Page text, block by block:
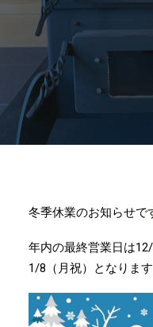
冬季休業のお知らせで
年内の最終営業日は
1/8（月祝）となります